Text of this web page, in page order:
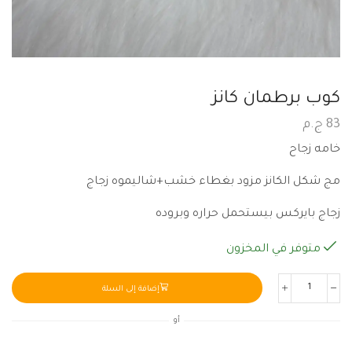
كوب برطمان كانز
83 ج.م
خامه زجاح
مج شكل الكانز مزود بغطاء خشب+شاليموه زجاج
زجاج بايركس بيستحمل حراره وبروده
متوفر في المخزون
إضافة إلى السلة
أو